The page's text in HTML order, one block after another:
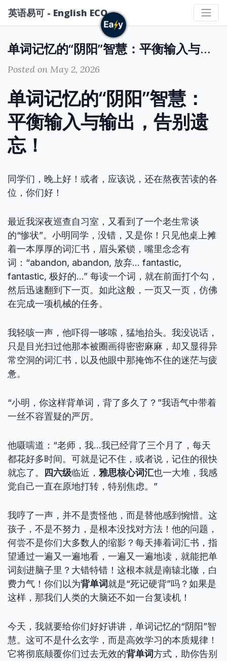
英语易可 - English ECO
单词记忆的“阴阳”智慧：平衡输入与输出，告别遗忘！
Posted on May 2, 2026
单词记忆的“阴阳”智慧：
平衡输入与输出，告别遗
忘！
同学们，晚上好！或者，应该说，还在熬夜苦读的各
位，你们好！
最近我深夜巡查自习室，又看到了一个老生常谈
的“惨状”。小明同学，没错，又是你！只见他桌上摊
着一本厚厚的词汇书，眉头紧锁，嘴里念念有
词：“abandon, abandon, 放弃… fantastic,
fantastic, 极好的…” 每读一个词，就在前面打个勾，
然后迅速翻到下一页。如此这般，一页又一页，仿佛
在完成一项机械的任务。
我轻咳一声，他吓得一哆嗦，猛地抬头。我没说话，
只是目光扫过他那本被圈画得密密麻麻，却又显得异
常空洞的词汇书，以及他眼中那掩饰不住的迷茫与疲
惫。
“小明，你这样背单词，背了多久了？”我语气中带着
一丝不容置疑的严厉。
他嗫嚅道：“老师，我…我已经背了三个月了，每天
都花好多时间。可就是记不住，或者说，记住的很快
就忘了。
四六级临近， 雅思核心词汇也一大堆，我感
觉自己一直在原地打转，特别焦虑。”
我哼了一声，并不是责怪他，而是替他感到惋惜。这
孩子，不是不努力，是根本没找对方法！他的问题，
何尝不是你们大多数人的缩影？每天捧着词汇书，指
望通过一遍又一遍地看，一遍又一遍地读，就能把单
词刻进脑子里？大错特错！这根本就是南辕北辙，白
费力气！你们以为背单词就是“死记硬背”吗？如果是
这样，那我们人类的大脑还不如一台复读机！
今天，我就要给你们好好讲讲，单词记忆的“阴阳”智
慧。这可不是什么玄学，而是高效学习的本质规律！
它将彻底颠覆你们过去无效的背单词方式，助你告别